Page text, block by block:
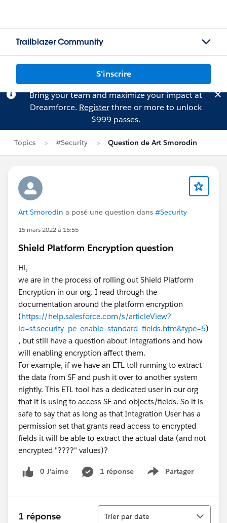
Trailblazer Community
S'inscrire
Bring your team and maximize your impact at
Dreamforce. Registerthree or more to unlock
$999 passes.
Topics #Security Question de Art Smorodin
Art Smorodin a posé une question dans #Security
15 mars 2022 à 15:55
Shield Platform Encryption question
Hi,
we are in the process of rolling out Shield Platform
Encryption in our org. I read through the
documentation around the platform encryption
(https://help.salesforce.com/s/articleView?
id=sf.security_pe_enable_standard_fields.htm&type=5)
, but still have a question about integrations and how
will enabling encryption affect them.
For example, if we have an ETL toll running to extract
the data from SF and push it over to another system
nightly. This ETL tool has a dedicated user in our org
that it is using to access SF and objects/fields. So it is
safe to say that as long as that Integration User has a
permission set that grants read access to encrypted
fields it will be able to extract the actual data (and not
encrypted "????" values)?
0 J’aime 1 réponse Partager
Show menu
1 réponse
Tri
Trier par date